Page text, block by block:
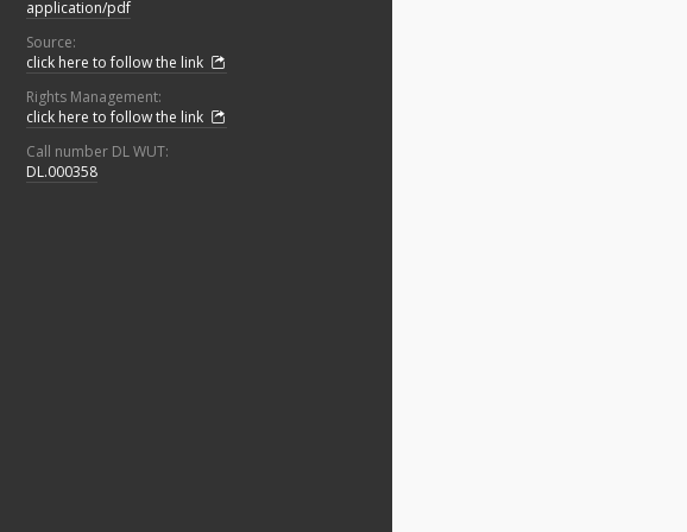
application/pdf
Source:
click here to follow the link
Rights Management:
click here to follow the link
Call number DL WUT:
DL.000358